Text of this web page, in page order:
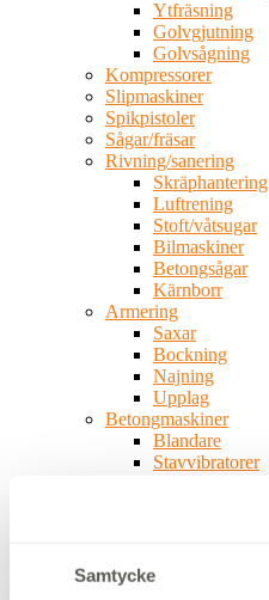
Samtycke
Ytfräsning
Golvgjutning
Golvsågning
Kompressorer
Slipmaskiner
Spikpistoler
Sågar/fräsar
Rivning/sanering
Skräphantering
Luftrening
Stoft/våtsugar
Bilmaskiner
Betongsågar
Kärnborr
Armering
Saxar
Bockning
Najning
Upplag
Betongmaskiner
Blandare
Stavvibratorer
Bergborr
Spräckutrustning